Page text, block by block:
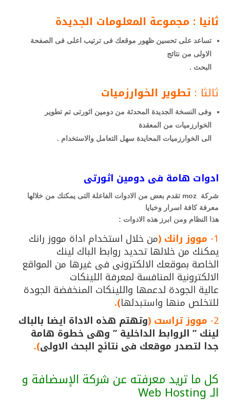
ثانيا : مجموعة المعلومات الجديدة
تساعد على تحسين ظهور موقعك فى ترتيب اعلى فى الصفحة
الاولى من نتائج
البحث .
ثالثا : تطوير الخوارزميات
وفى النسخة الجديدة المحدثة من دومين اثورتى تم تطوير
الخوارزميات من المعقدة
الى الخوارزميات المحايدة سهل التعامل والاستخدام .
ادوات هامة فى دومين اثورتى
شركة moz تقدم بعض من الادوات الفاعلة التى يمكنك من خلالها
معرفة كافة اسرار وخبايا
هذا النظام ومن ابرز هذه الادوات :
1- مووز رانك (من خلال استخدام اداة مووز رانك
يمكنك من خلالها تحديد روابط الباك لينك
الخاصة بموقعك الالكترونى فى غيرها من المواقع
الالكترونية المنافسة لمعرفة اللينكات
عالية الجودة لدعمها واللينكات المنخفضة الجودة
للتخلص منها واستبدلها).
2- مووز تراست (وتهتم هذه الاداة ايضا بالباك
لينك ” الروابط الداخلية ” وهى خطوة هامة
جدا لتصدر موقعك فى نتائج البحث الاولى).
كل ما تريد معرفته عن شركة الإسضافة و
الـ Web Hosting